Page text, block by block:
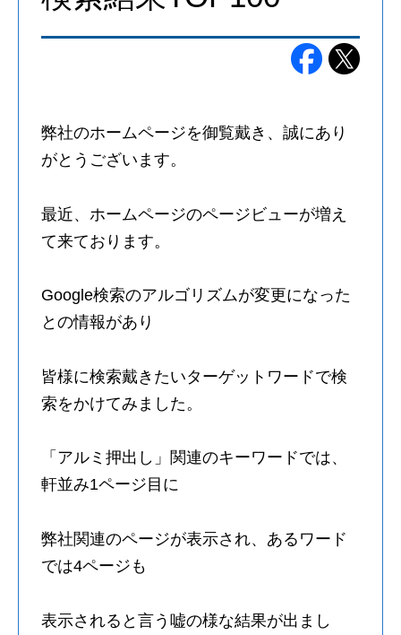
弊社のホームページを御覧戴き、誠にあり
がとうございます。
最近、ホームページのページビューが増え
て来ております。
Google検索のアルゴリズムが変更になった
との情報があり
皆様に検索戴きたいターゲットワードで検
索をかけてみました。
「アルミ押出し」関連のキーワードでは、
軒並み1ページ目に
弊社関連のページが表示され、あるワード
では4ページも
表示されると言う嘘の様な結果が出まし